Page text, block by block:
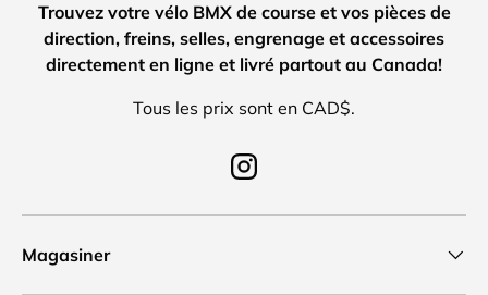
Trouvez votre vélo BMX de course et vos pièces de
direction, freins, selles, engrenage et accessoires
directement en ligne et livré partout au Canada!
Tous les prix sont en CAD$.
Instagram
Magasiner